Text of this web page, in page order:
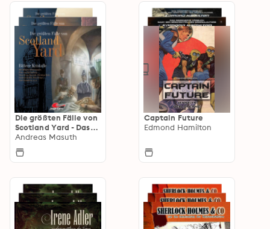
Die größten Fälle von
Scotland Yard - Das
Hörspiel
Andreas Masuth
Captain Future
Edmond Hamilton